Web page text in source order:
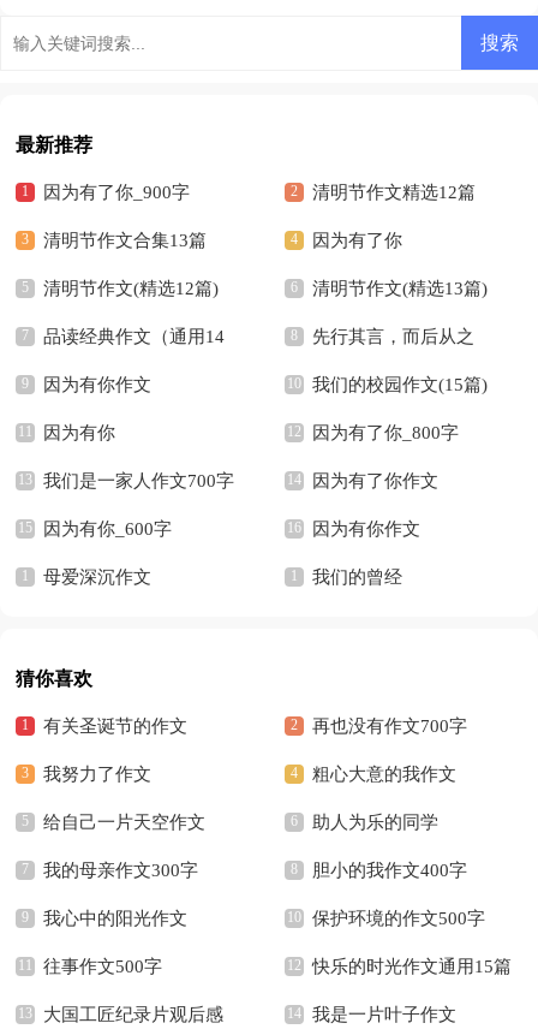
最新推荐
因为有了你_900字 清明节作文精选12篇
清明节作文合集13篇 因为有了你
清明节作文(精选12篇) 清明节作文(精选13篇)
品读经典作文（通用14
篇）
先行其言，而后从之
因为有你作文 我们的校园作文(15篇)
因为有你 因为有了你_800字
我们是一家人作文700字 因为有了你作文
因为有你_600字 因为有你作文
母爱深沉作文 我们的曾经
猜你喜欢
有关圣诞节的作文 再也没有作文700字
我努力了作文 粗心大意的我作文
给自己一片天空作文 助人为乐的同学
我的母亲作文300字 胆小的我作文400字
我心中的阳光作文 保护环境的作文500字
往事作文500字 快乐的时光作文通用15篇
大国工匠纪录片观后感 我是一片叶子作文